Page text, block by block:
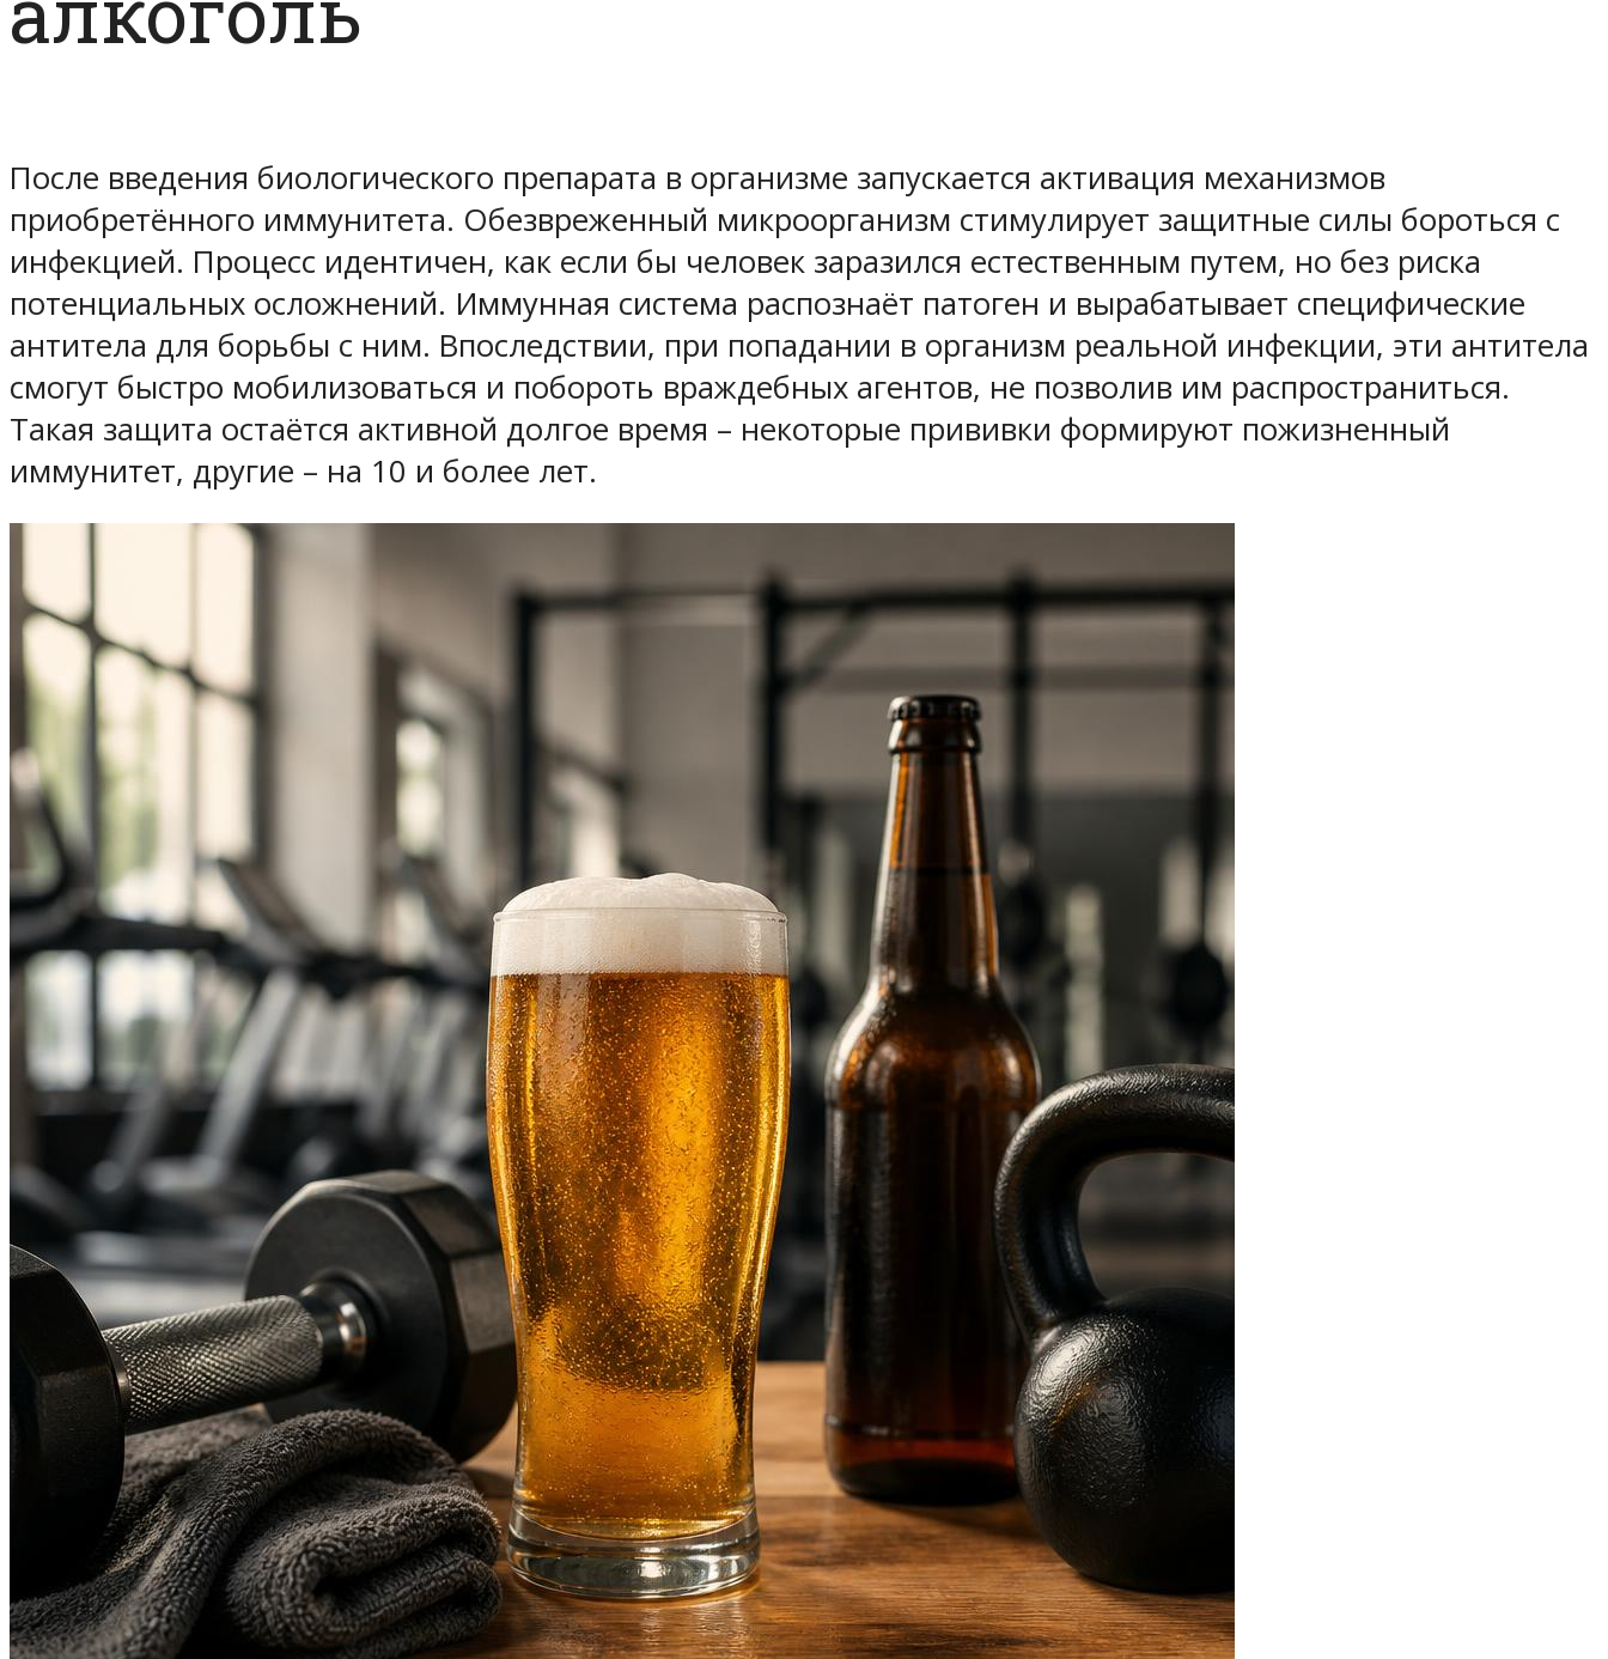
После введения биологического препарата в организме запускается активация механизмов
приобретённого иммунитета. Обезвреженный микроорганизм стимулирует защитные силы бороться с
инфекцией. Процесс идентичен, как если бы человек заразился естественным путем, но без риска
потенциальных осложнений. Иммунная система распознаёт патоген и вырабатывает специфические
антитела для борьбы с ним. Впоследствии, при попадании в организм реальной инфекции, эти антитела
смогут быстро мобилизоваться и побороть враждебных агентов, не позволив им распространиться.
Такая защита остаётся активной долгое время – некоторые прививки формируют пожизненный
иммунитет, другие – на 10 и более лет.